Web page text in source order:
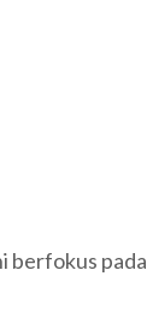
berfokus pada